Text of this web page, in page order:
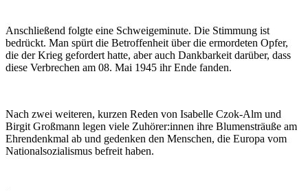
Anschließend folgte eine Schweigeminute. Die Stimmung ist
bedrückt. Man spürt die Betroffenheit über die ermordeten Opfer,
die der Krieg gefordert hatte, aber auch Dankbarkeit darüber, dass
diese Verbrechen am 08. Mai 1945 ihr Ende fanden.
Nach zwei weiteren, kurzen Reden von Isabelle Czok-Alm und
Birgit Großmann legen viele Zuhörer:innen ihre Blumensträuße am
Ehrendenkmal ab und gedenken den Menschen, die Europa vom
Nationalsozialismus befreit haben.